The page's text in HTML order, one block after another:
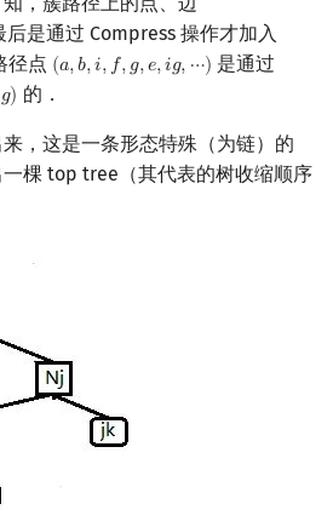
后是通过 Compress 操作才加入
径点 (𝑎,𝑏,𝑖,𝑓,𝑔,𝑒,𝑖𝑔, ⋯)
(a,b,i,f, g,e,ig,⋯)
是通过
𝑔)
) 的．
，这是一条形态特殊（为链）的
棵 top tree（其代表的树收缩顺序